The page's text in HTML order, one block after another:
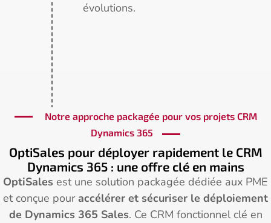
évolutions.
Notre approche packagée pour vos projets CRM
Dynamics 365
OptiSales pour déployer rapidement le CRM
Dynamics 365 : une offre clé en mains
OptiSales est une solution packagée dédiée aux PME
et conçue pouraccélérer et sécuriser le déploiement
de Dynamics 365 Sales. Ce CRM fonctionnel clé en